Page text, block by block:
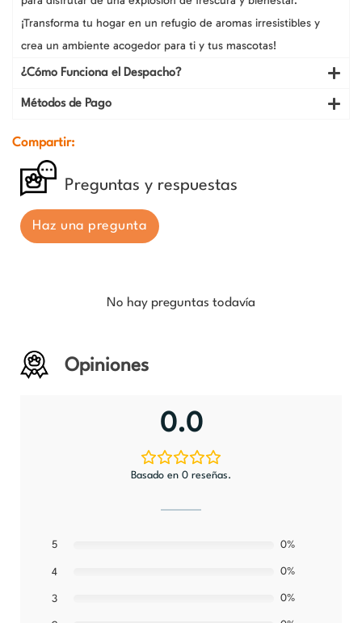
¡Transforma tu hogar en un refugio de aromas irresistibles y
crea un ambiente acogedor para ti y tus mascotas!
¿Cómo Funciona el Despacho?
Métodos de Pago
Compartir:
Preguntas y respuestas
Haz una pregunta
No hay preguntas todavía
Opiniones
0.0
Basado en 0 reseñas.
5 0%
4 0%
3 0%